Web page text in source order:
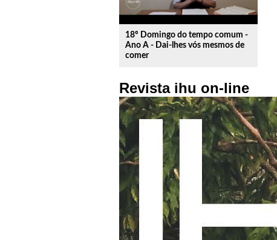
18º Domingo do tempo comum -
Ano A - Dai-lhes vós mesmos de
comer
Revista ihu on-line